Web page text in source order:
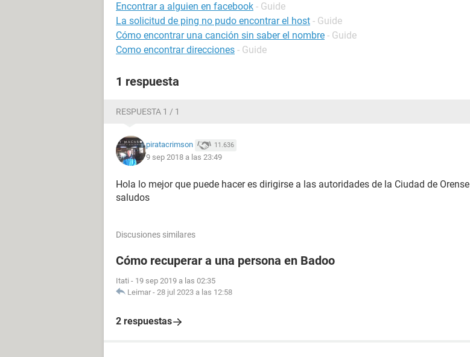
Encontrar a alguien en facebook - Guide
La solicitud de ping no pudo encontrar el host - Guide
Cómo encontrar una canción sin saber el nombre - Guide
Como encontrar direcciones - Guide
1 respuesta
RESPUESTA 1 / 1
piratacrimson 11.636
9 sep 2018 a las 23:49
Hola lo mejor que puede hacer es dirigirse a las autoridades de la Ciudad de Orense
saludos
Discusiones similares
Cómo recuperar a una persona en Badoo
Itati - 19 sep 2019 a las 02:35
Leimar - 28 jul 2023 a las 12:58
2 respuestas